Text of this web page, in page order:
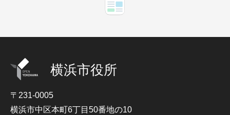
横浜市役所
〒231-0005
横浜市中区本町6丁目50番地の10